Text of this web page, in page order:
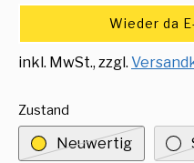
Wieder da
inkl. MwSt., zzgl.
Zustand
Neuwertig